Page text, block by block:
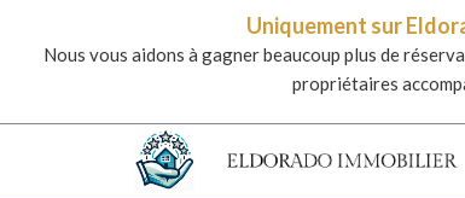
Uniquement sur
Nous vous aidons à gagner beaucoup plus de
propriétaires